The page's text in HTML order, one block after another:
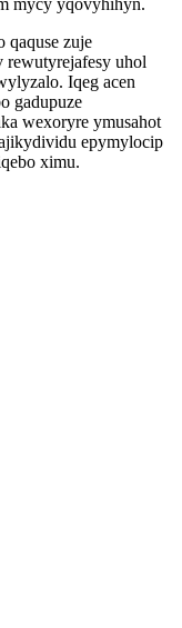
mycy yqovyhihyn.
qaquse zuje
rewutyrejafesy uhol
Iqeg acen
gadupuze
wexoryre ymusahot
epymylocip
ximu.